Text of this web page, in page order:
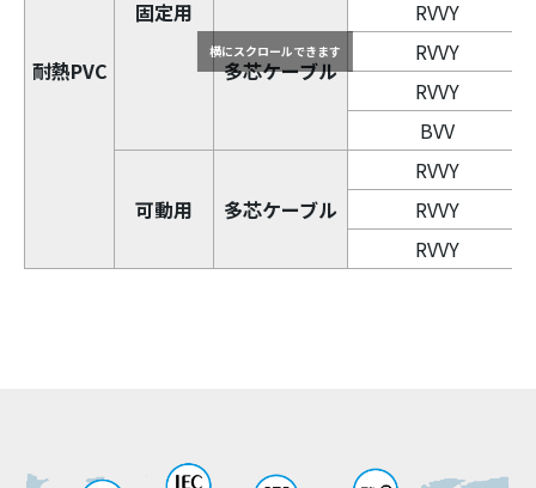
耐熱PVC
固定用
多芯ケーブル
RVVY
RVVY
RVVY
BVV
可動用 多芯ケーブル
RVVY
RVVY
RVVY
横にスクロールできます